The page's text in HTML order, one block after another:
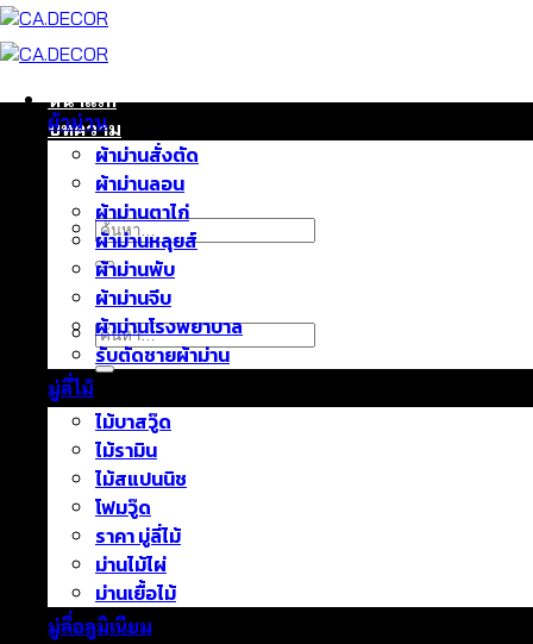
ข้าม
ยัง
หน้าแรก
บทความ
ติดต่อเรา
เกี่ยวกับเรา
ค้นหา:
ค้นหา:
ผ้าม่าน
ผ้าม่านสั่งตัด
ผ้าม่านลอน
ผ้าม่านตาไก่
ผ้าม่านหลุยส์
ผ้าม่านพับ
ผ้าม่านจีบ
ผ้าม่านโรงพยาบาล
รับตัดชายผ้าม่าน
มู่ลี่ไม้
ไม้บาสวู๊ด
ไม้รามิน
ไม้สแปนนิช
โฟมวู๊ด
ราคา มู่ลี่ไม้
ม่านไม้ไผ่
ม่านเยื้อไม้
มู่ลี่อลูมิเนียม